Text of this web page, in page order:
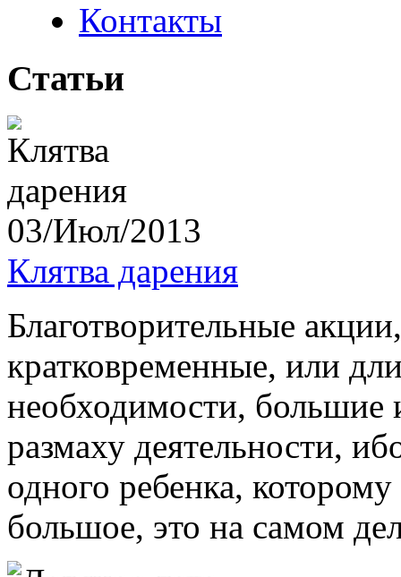
Контакты
Статьи
03/Июл/2013
Клятва дарения
Благотворительные
кратковременные, или
необходимости, большие
размаху деятельности,
одного ребенка,
большое, это на самом